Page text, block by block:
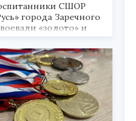
СШОР
города Заречного
«золото» и
на спортивном